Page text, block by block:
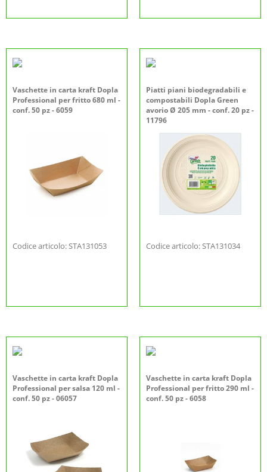
Vaschette in carta kraft Dopla
Professional per fritto 680 ml -
conf. 50 pz - 6059
Codice articolo: STA131053
Piatti piani biodegradabili e
compostabili Dopla Green
avorio Ø 205 mm - conf. 20 pz -
11796
Codice articolo: STA131034
Vaschette in carta kraft Dopla
Professional per salsa 120 ml -
conf. 50 pz - 06057
Vaschette in carta kraft Dopla
Professional per fritto 290 ml -
conf. 50 pz - 6058